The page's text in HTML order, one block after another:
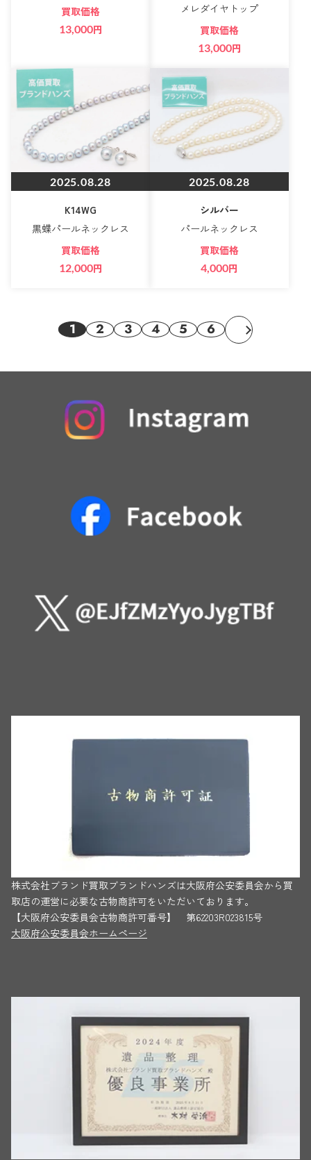
買取価格
13,000円
メレダイヤトップ
買取価格
13,000円
2025.08.28
K14WG
黒蝶パールネックレス
買取価格
12,000円
2025.08.28
シルバー
パールネックレス
買取価格
4,000円
1 2 3 4 5 6
株式会社ブランド買取ブランドハンズは大阪府公安委員会から買
取店の運営に必要な古物商許可をいただいております。
【大阪府公安委員会古物商許可番号】 第62203R023815号
大阪府公安委員会ホームページ